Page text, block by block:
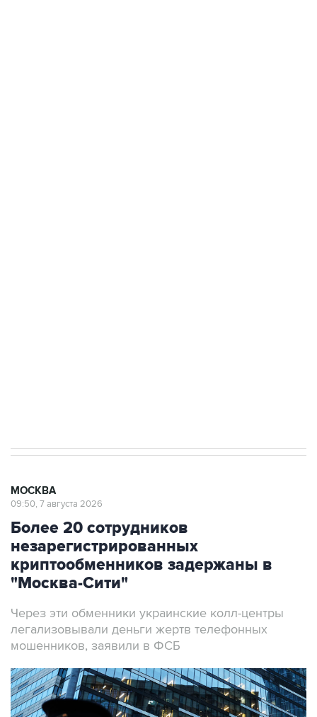
МОСКВА
09:50, 7 августа 2026
Более 20 сотрудников
незарегистрированных
криптообменников задержаны в
"Москва-Сити"
Через эти обменники украинские колл-центры
легализовывали деньги жертв телефонных
мошенников, заявили в ФСБ